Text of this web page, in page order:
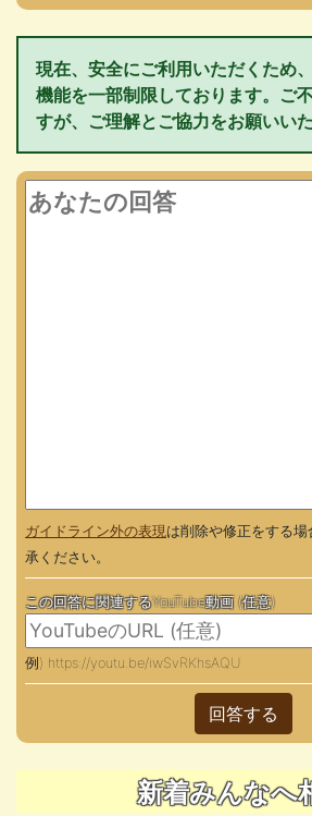
現在、安全にご利用いただくため
機能を一部制限しております。ご
すが、ご理解とご協力をお願いいた
ガイドライン外の表現は削除や修正をする
承ください。
この回答に関連するYouTube動画 (任意)
例) https://youtu.be/iwSvRKhsAQU
回答する
新着みんなへ